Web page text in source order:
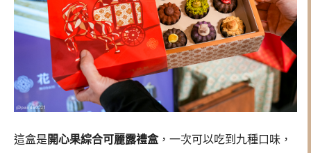
這盒是 開心果綜合可麗露禮盒，一次可以吃到九種口味，